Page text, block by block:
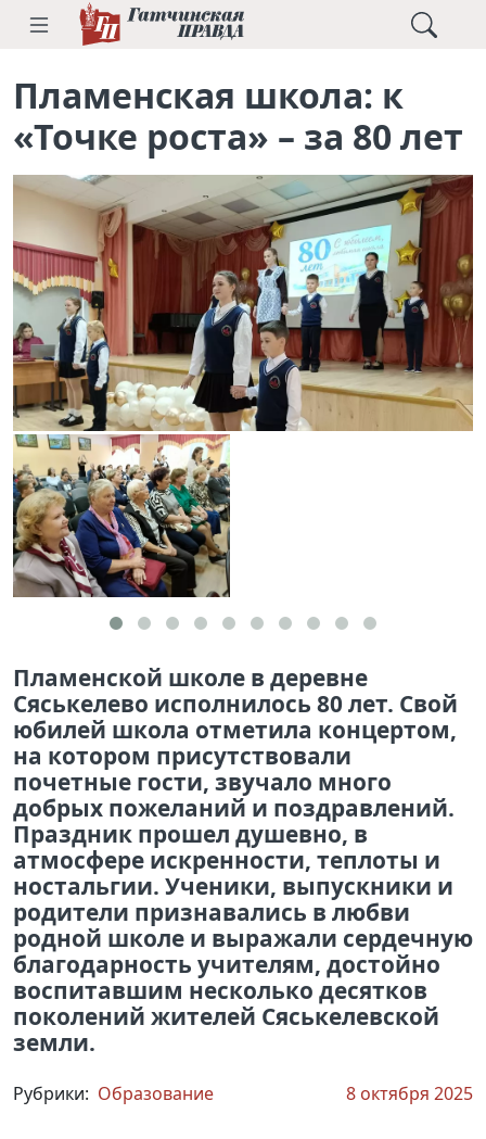
Пламенская школа: к
«Точке роста» – за 80 лет
Пламенской школе в деревне
Сяськелево исполнилось 80 лет. Свой
юбилей школа отметила концертом,
на котором присутствовали
почетные гости, звучало много
добрых пожеланий и поздравлений.
Праздник прошел душевно, в
атмосфере искренности, теплоты и
ностальгии. Ученики, выпускники и
родители признавались в любви
родной школе и выражали сердечную
благодарность учителям, достойно
воспитавшим несколько десятков
поколений жителей Сяськелевской
земли.
Рубрики: Образование 8 октября 2025